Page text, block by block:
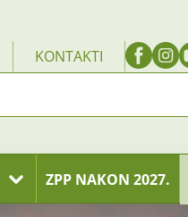
KONTAKTI
ZPP NAKON 2027.